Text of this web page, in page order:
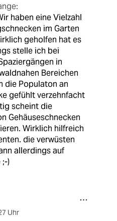
haben eine Vielzahl
im Garten
geholfen hat es
stelle ich bei
in
Bereichen
die Populaton an
gefühlt verzehnfacht
scheint die
Gehäuseschnecken
Wirklich hilfreich
die verwüsten
allerdings auf
;-)
Uhr